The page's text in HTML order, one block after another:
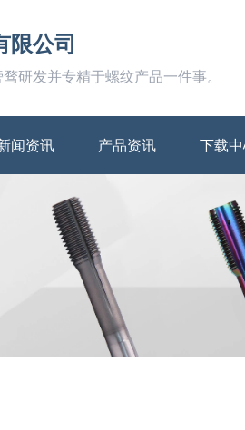
限公司
研发并专精于螺纹产品一件事。
闻资讯 产品资讯 下载